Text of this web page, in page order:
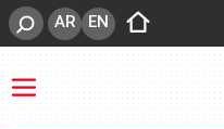
EN
AR